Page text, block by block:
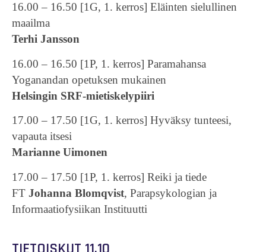
16.00 – 16.50 [1G, 1. kerros] Eläinten sielullinen
maailma
Terhi Jansson
16.00 – 16.50 [1P, 1. kerros] Paramahansa
Yoganandan opetuksen mukainen
Helsingin SRF-mietiskelypiiri
17.00 – 17.50 [1G, 1. kerros] Hyväksy tunteesi,
vapauta itsesi
Marianne Uimonen
17.00 – 17.50 [1P, 1. kerros] Reiki ja tiede
FT Johanna Blomqvist, Parapsykologian ja
Informaatiofysiikan Instituutti